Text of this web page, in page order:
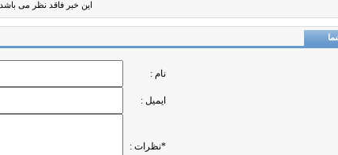
این خبر فاقد نظر می باشد
نام :
ایمیل :
*نظرات :